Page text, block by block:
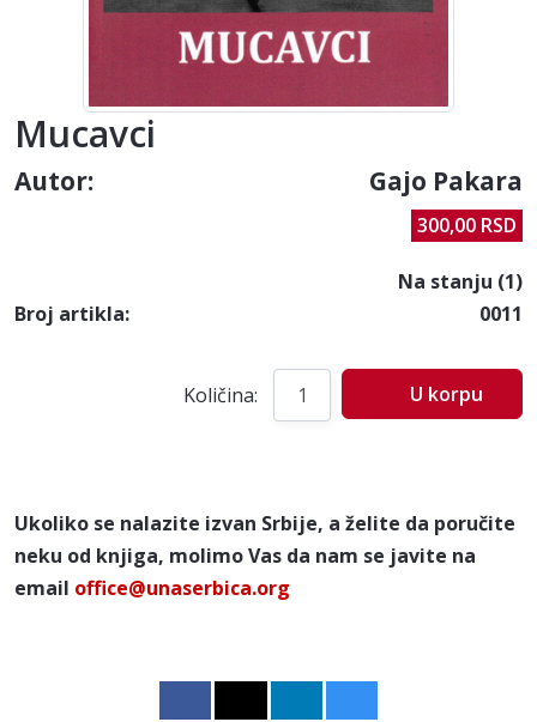
Mucavci
Autor: Gajo Pakara
300,00 RSD
Na stanju (1)
Broj artikla:
0011
Količina: U korpu
Ukoliko se nalazite izvan Srbije, a želite da poručite
neku od knjiga, molimo Vas da nam se javite na
email office@unaserbica.org